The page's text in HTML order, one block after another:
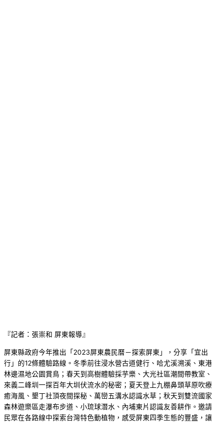
『記者：張崇和 屏東報導』
屏東縣政府今年推出「2023屏東農民曆－探索屏東」，分享「宜出
行」的12條體驗路線。冬季前往浸水營古道健行、哈尤溪溯溪、東港
林邊濕地公園賞鳥；春天到高樹體驗採芋樂、大光社區潮間帶教室、
來義二峰圳一探百年大圳伏流水的秘密；夏天登上九棚鼻頭草原吹療
癒海風、墾丁社頂夜間探秘、萬巒五溝水認識水草；秋天到雙流國家
森林遊樂區走瀑布步道、小琉球潛水、內埔東片認識友善耕作。邀請
民眾在各路線中探索台灣特色動植物，感受屏東四季生態的豐盛，讓